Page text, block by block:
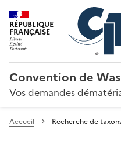
RÉPUBLIQUE
FRANÇAISE
Convention de
Vos demandes
Accueil Recherche de